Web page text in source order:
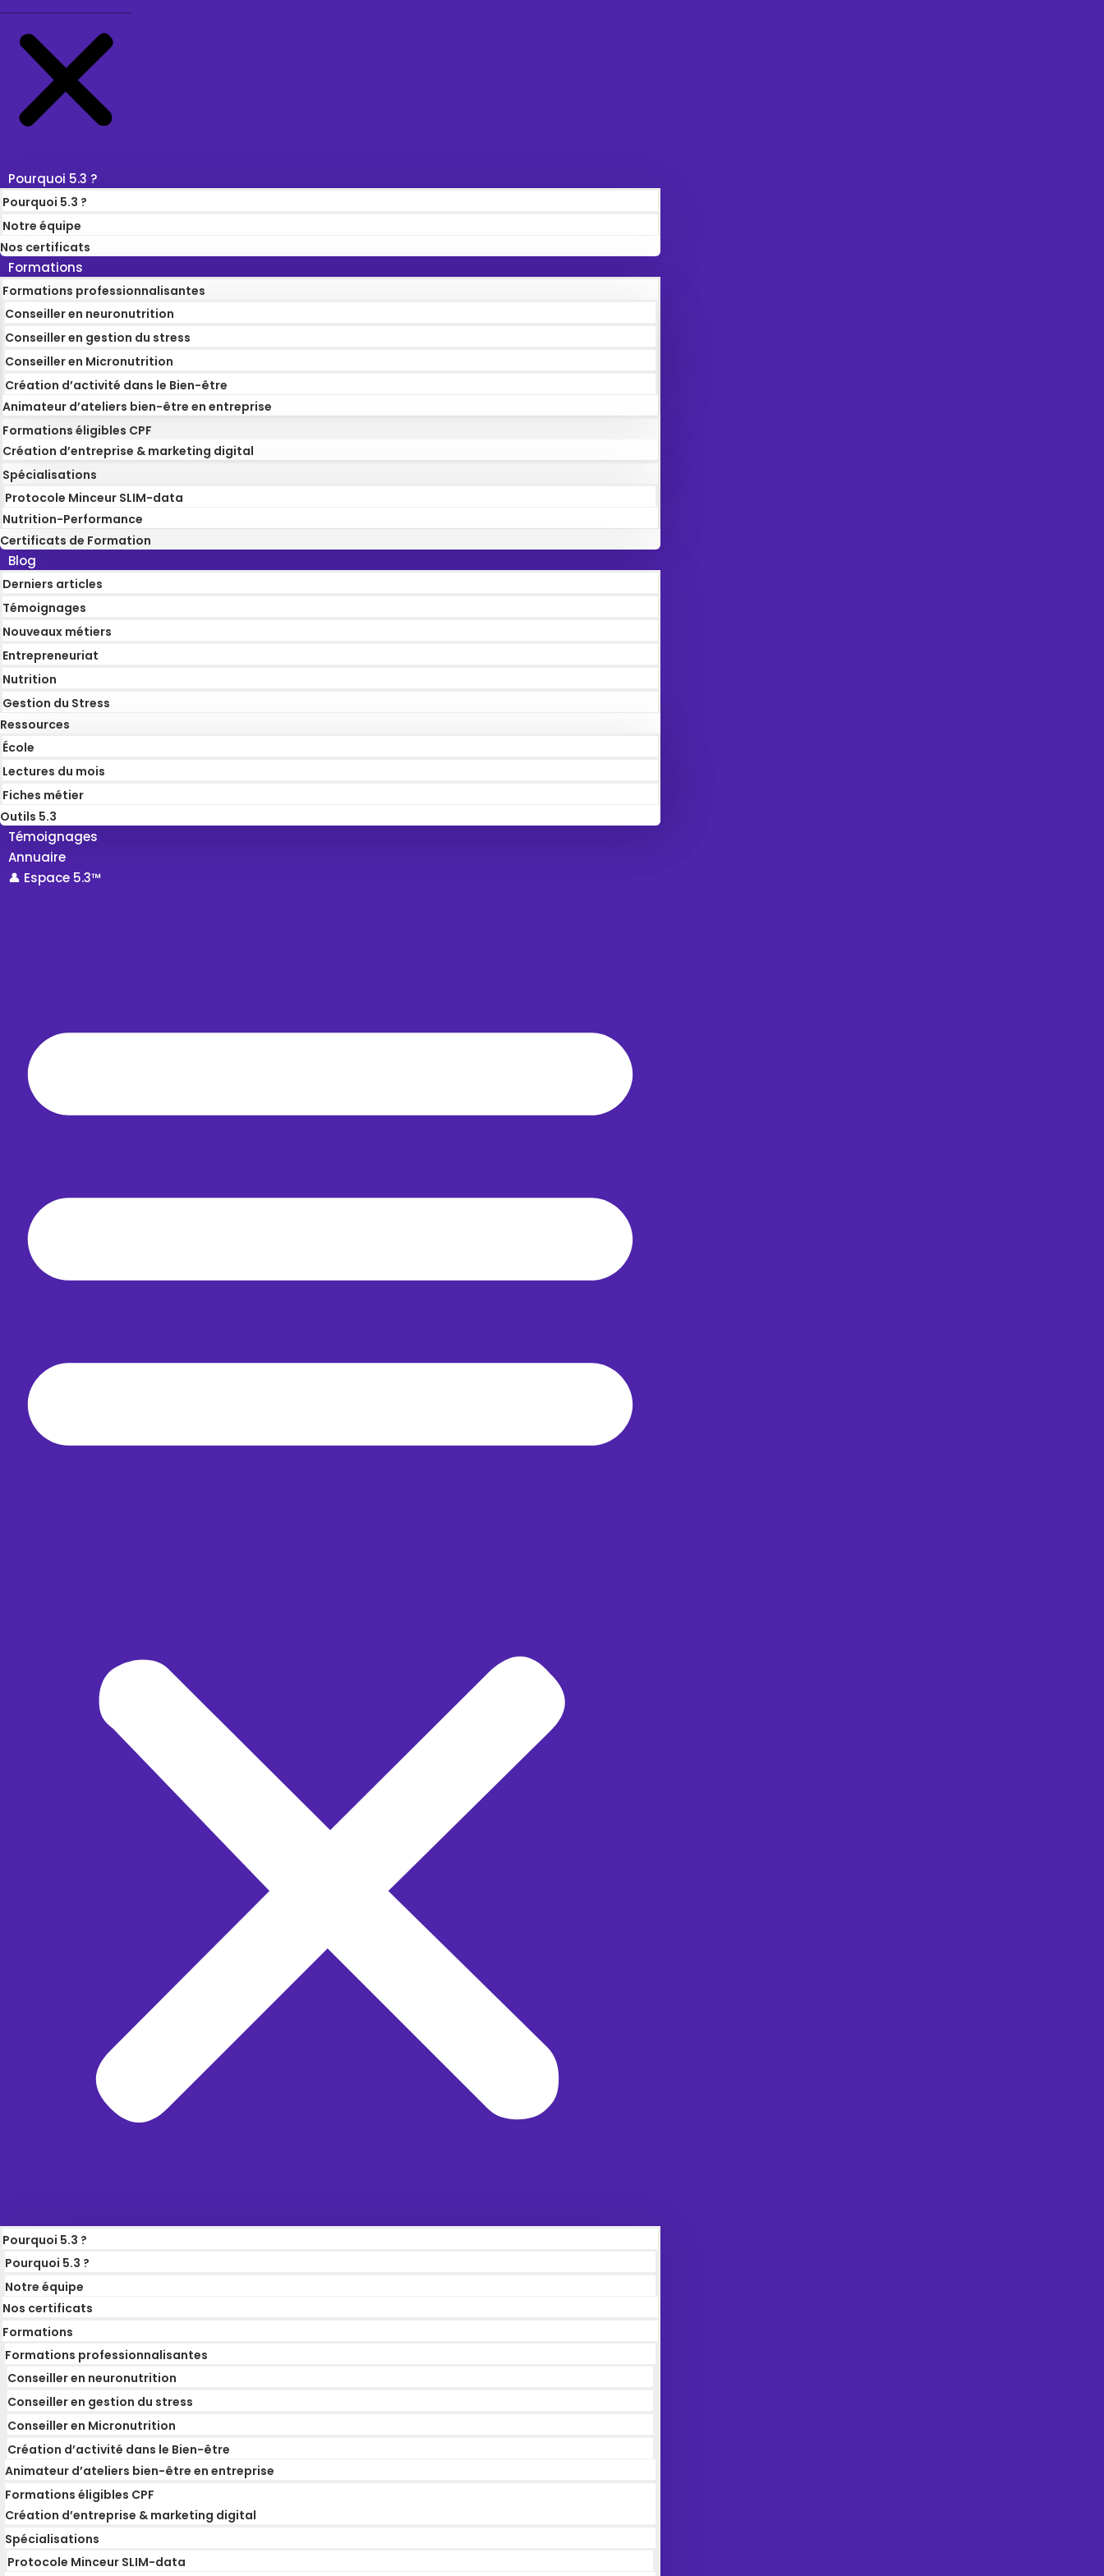
Pourquoi 5.3 ?
Pourquoi 5.3 ?
Notre équipe
Nos certificats
Formations
Formations professionnalisantes
Conseiller en neuronutrition
Conseiller en gestion du stress
Conseiller en Micronutrition
Création d’activité dans le Bien-être
Animateur d’ateliers bien-être en entreprise
Formations éligibles CPF
Création d’entreprise & marketing digital
Spécialisations
Protocole Minceur SLIM-data
Nutrition-Performance
Certificats de Formation
Blog
Derniers articles
Témoignages
Nouveaux métiers
Entrepreneuriat
Nutrition
Gestion du Stress
Ressources
École
Lectures du mois
Fiches métier
Outils 5.3
Témoignages
Annuaire
👤 Espace 5.3™
Pourquoi 5.3 ?
Pourquoi 5.3 ?
Notre équipe
Nos certificats
Formations
Formations professionnalisantes
Conseiller en neuronutrition
Conseiller en gestion du stress
Conseiller en Micronutrition
Création d’activité dans le Bien-être
Animateur d’ateliers bien-être en entreprise
Formations éligibles CPF
Création d’entreprise & marketing digital
Spécialisations
Protocole Minceur SLIM-data